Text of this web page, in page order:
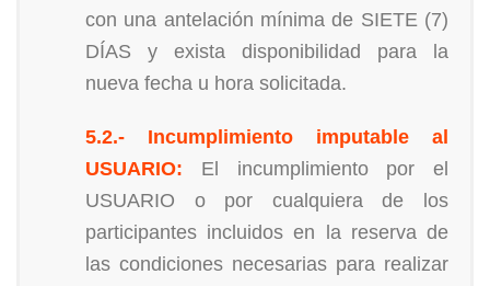
con una antelación mínima de SIETE (7)
DÍAS y exista disponibilidad para la
nueva fecha u hora solicitada.
5.2.- Incumplimiento imputable al
USUARIO: El incumplimiento por el
USUARIO o por cualquiera de los
participantes incluidos en la reserva de
las condiciones necesarias para realizar